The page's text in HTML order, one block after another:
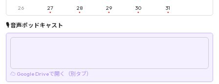
26 27 28 29 30 31
🎙 音声ポッドキャスト
☁ Google Driveで開く（別タブ）